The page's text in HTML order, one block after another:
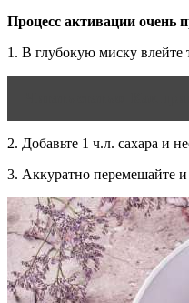
Процесс активации очень
1. В глубокую миску
2. Добавьте 1 ч.л. сахара и
3. Аккуратно перемешайте и